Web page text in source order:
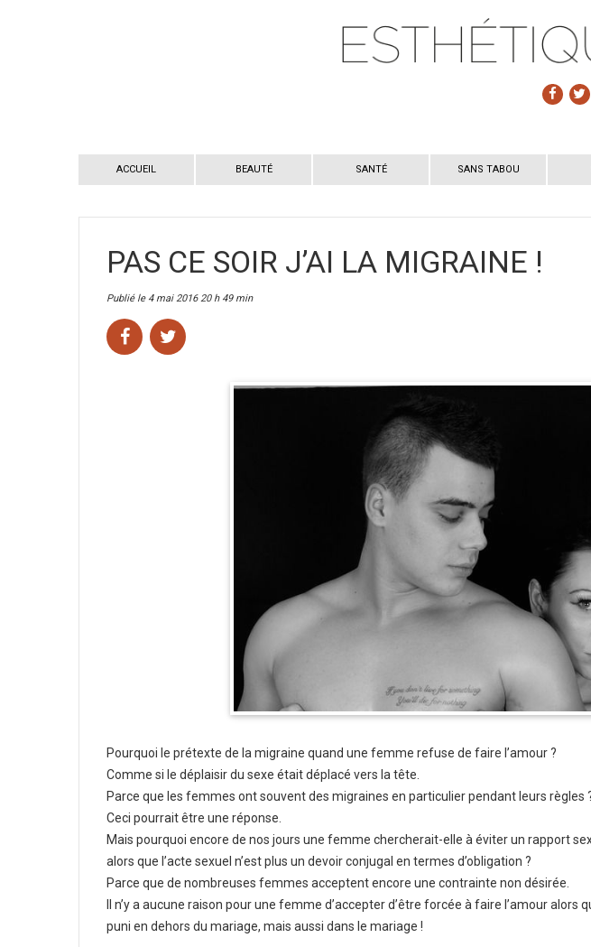
ACCUEIL BEAUTÉ SANTÉ SANS TABOU
PAS CE SOIR J’AI LA MIGRAINE !
Publié le 4 mai 2016 20 h 49 min
Pourquoi le prétexte de la migraine quand une femme refuse de faire l’amour ?
Comme si le déplaisir du sexe était déplacé vers la tête.
Parce que les femmes ont souvent des migraines en particulier pendant leurs règles
Ceci pourrait être une réponse.
Mais pourquoi encore de nos jours une femme chercherait-elle à éviter un rapport
alors que l’acte sexuel n’est plus un devoir conjugal en termes d’obligation ?
Parce que de nombreuses femmes acceptent encore une contrainte non désirée.
Il n’y a aucune raison pour une femme d’accepter d’être forcée à faire l’amour alors
puni en dehors du mariage, mais aussi dans le mariage !